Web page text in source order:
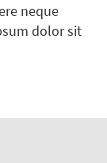
neque
dolor sit